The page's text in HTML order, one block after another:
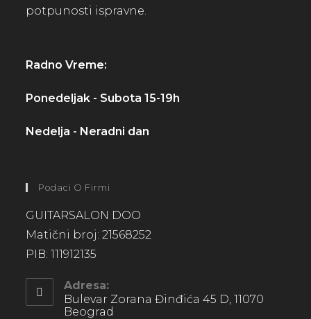
potpunosti ispravne.
Radno Vreme:
Ponedeljak - Subota 15-19h
Nedelja - Neradni dan
Podaci O Firmi
GUITARSALON DOO
Matični broj: 21568252
PIB: 111912135
Adresa:
Bulevar Zorana Đinđića 45 D, 11070
Beograd